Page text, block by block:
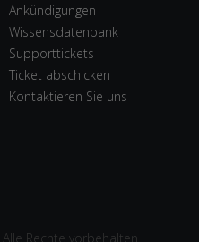
Ankündigungen
Wissensdatenbank
Supporttickets
Ticket abschicken
Kontaktieren Sie uns
Rechte vorbehalten